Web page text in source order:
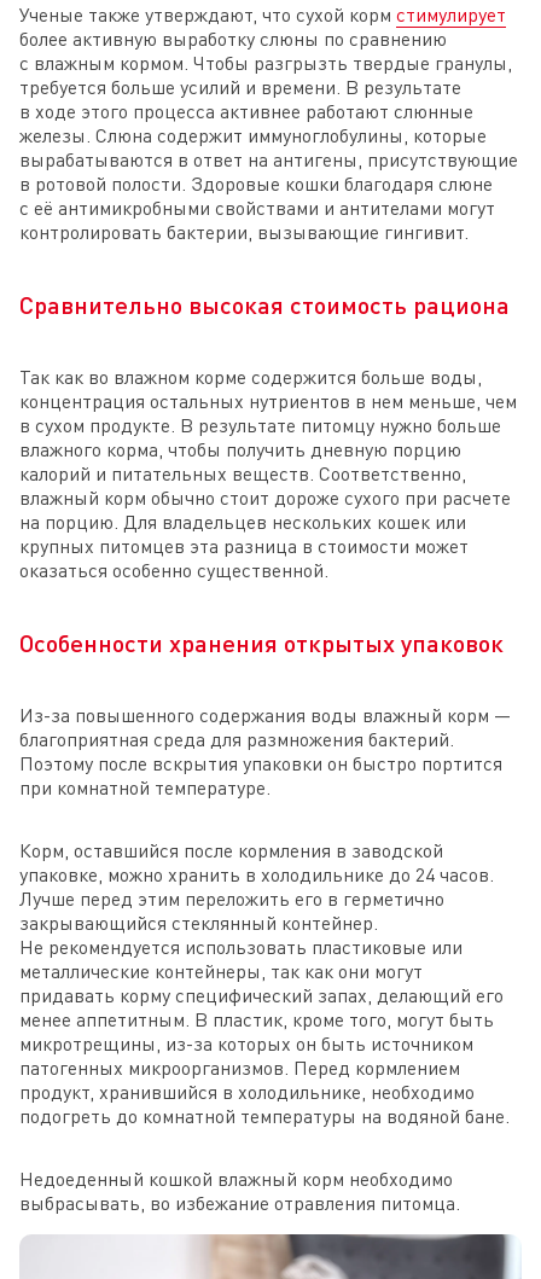
Ученые также утверждают, что сухой корм стимулирует
более активную выработку слюны по сравнению
с влажным кормом. Чтобы разгрызть твердые гранулы,
требуется больше усилий и времени. В результате
в ходе этого процесса активнее работают слюнные
железы. Слюна содержит иммуноглобулины, которые
вырабатываются в ответ на антигены, присутствующие
в ротовой полости. Здоровые кошки благодаря слюне
с её антимикробными свойствами и антителами могут
контролировать бактерии, вызывающие гингивит.
Сравнительно высокая стоимость рациона
Так как во влажном корме содержится больше воды,
концентрация остальных нутриентов в нем меньше, чем
в сухом продукте. В результате питомцу нужно больше
влажного корма, чтобы получить дневную порцию
калорий и питательных веществ. Соответственно,
влажный корм обычно стоит дороже сухого при расчете
на порцию. Для владельцев нескольких кошек или
крупных питомцев эта разница в стоимости может
оказаться особенно существенной.
Особенности хранения открытых упаковок
Из-за повышенного содержания воды влажный корм —
благоприятная среда для размножения бактерий.
Поэтому после вскрытия упаковки он быстро портится
при комнатной температуре.
Корм, оставшийся после кормления в заводской
упаковке, можно хранить в холодильнике до 24 часов.
Лучше перед этим переложить его в герметично
закрывающийся стеклянный контейнер.
Не рекомендуется использовать пластиковые или
металлические контейнеры, так как они могут
придавать корму специфический запах, делающий его
менее аппетитным. В пластик, кроме того, могут быть
микротрещины, из-за которых он быть источником
патогенных микроорганизмов. Перед кормлением
продукт, хранившийся в холодильнике, необходимо
подогреть до комнатной температуры на водяной бане.
Недоеденный кошкой влажный корм необходимо
выбрасывать, во избежание отравления питомца.